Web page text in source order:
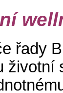
řady